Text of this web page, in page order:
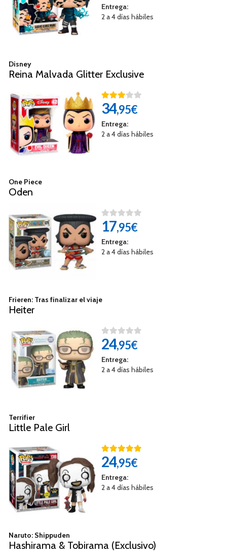
Entrega:
2 a 4 días hábiles
Disney
Reina Malvada Glitter Exclusive
34,95€
Entrega:
2 a 4 días hábiles
One Piece
Oden
17,95€
Entrega:
2 a 4 días hábiles
Frieren: Tras finalizar el viaje
Heiter
24,95€
Entrega:
2 a 4 días hábiles
Terrifier
Little Pale Girl
24,95€
Entrega:
2 a 4 días hábiles
Naruto: Shippuden
Hashirama & Tobirama (Exclusivo)